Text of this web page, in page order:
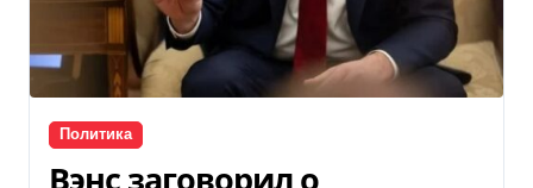
Политика
Вэнс заговорил о